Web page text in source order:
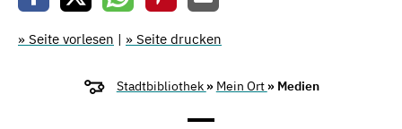
» Seite vorlesen | » Seite drucken
Stadtbibliothek » Mein Ort » Medien